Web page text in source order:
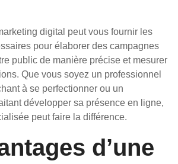
digital peut vous fournir les
pour élaborer des campagnes
public de manière précise et mesurer
Que vous soyez un professionnel
à se perfectionner ou un
développer sa présence en ligne,
peut faire la différence.
d’une